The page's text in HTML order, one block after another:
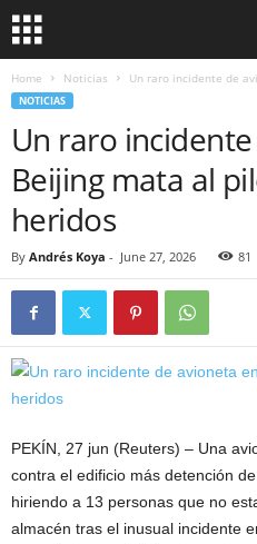
Home Noticias Un raro incidente de
NOTICIAS
Un raro
Beijing mata al
heridos
By Andrés Koya - June 27, 2026 81
PEKÍN, 27 jun (Reuters) – Una
contra el edificio más detención
hiriendo a 13 personas que no
almacén tras el inusual incidente